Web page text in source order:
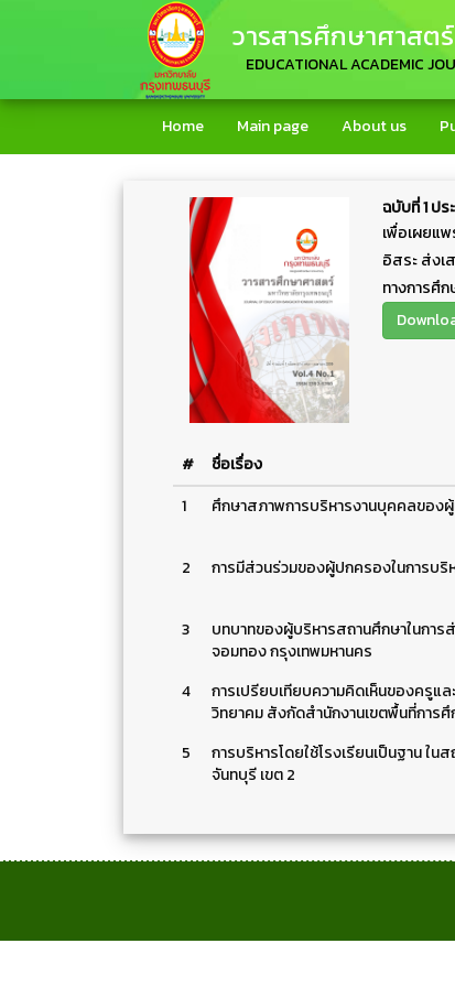
วารสารศึกษาศาสต
EDUCATIONAL ACADEMIC
Home Main page About us
ฉบับที่ 1 ป
เพื่อเผยแ
อิสระ ส่งเ
ทางการศึ
# ชื่อเรื่อง
1
ศึกษาสภาพการบริหารงานบุคคลของผู้
2
การมีส่วนร่วมของผู้ปกครองในการบริ
3
บทบาทของผู้บริหารสถานศึกษาในกา
จอมทอง กรุงเทพมหานคร
4
การเปรียบเทียบความคิดเห็นของครูแ
วิทยาคม สังกัดสำนักงานเขตพื้นที่การ
5
การบริหารโดยใช้โรงเรียนเป็นฐาน ใ
จันทบุรี เขต 2